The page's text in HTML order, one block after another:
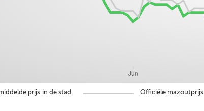
prijs in de stad Officiële mazoutprijs